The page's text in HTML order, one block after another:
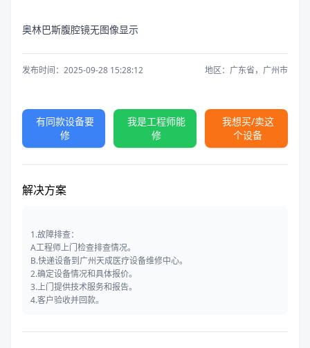
奥林巴斯腹腔镜无图像显示
发布时间：2025-09-28 15:28:12 地区：广东省，广州市
有同款设备要
修
我是工程师能
修
我想买/卖这
个设备
解决方案
1.故障排查：
A工程师上门检查排查情况。
B.快递设备到广州天成医疗设备维修中心。
2.确定设备情况和具体报价。
3.上门提供技术服务和报告。
4.客户验收并回款。